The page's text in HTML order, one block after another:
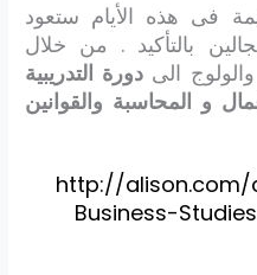
فى هذه الأيام ستعود
بالتأكيد . من خلال
والولوج الىدورة التدريبية
و المحاسبة والقوانين
http://
Business-